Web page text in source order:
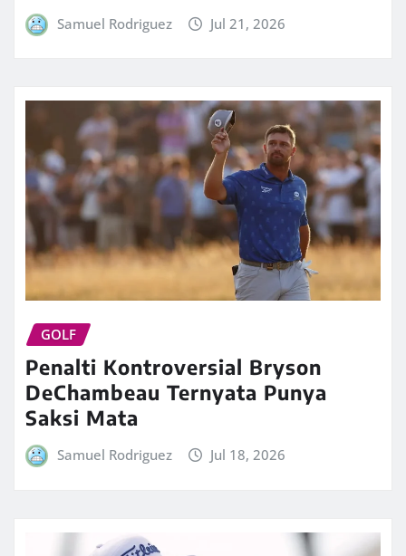
Samuel Rodriguez Jul 21, 2026
GOLF
Penalti Kontroversial Bryson
DeChambeau Ternyata Punya
Saksi Mata
Samuel Rodriguez Jul 18, 2026